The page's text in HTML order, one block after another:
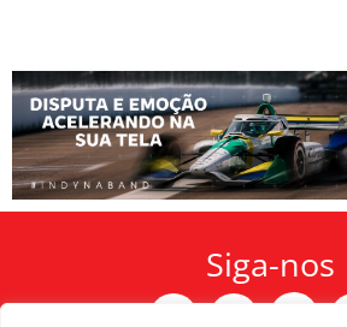
Siga-nos